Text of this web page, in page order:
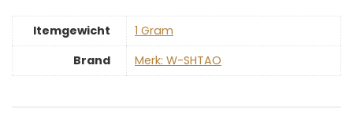
Itemgewicht
‎1 Gram
Brand
Merk: W-SHTAO